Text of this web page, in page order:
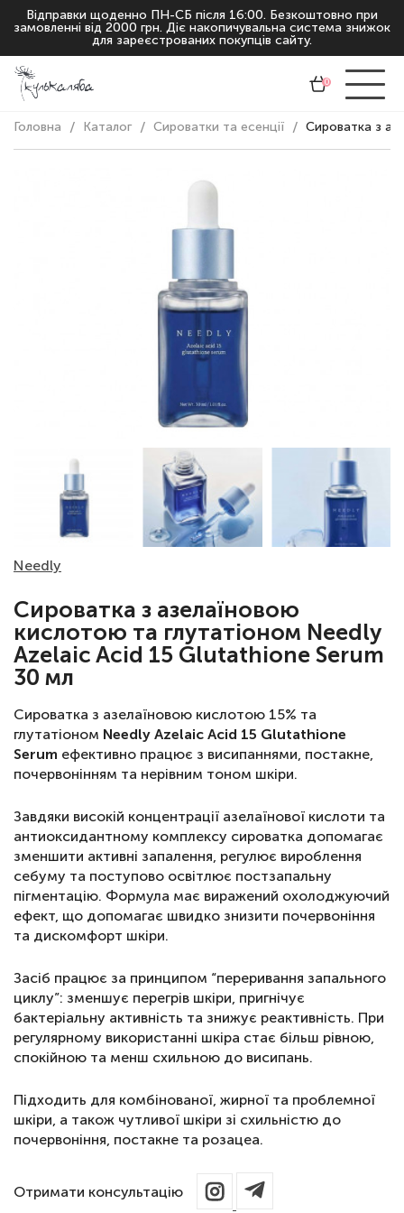
Відправки щоденно ПН-СБ після 16:00. Безкоштовно при
замовленні від 2000 грн. Діє накопичувальна система знижок
для зареєстрованих покупців сайту.
0
Головна Каталог Сироватки та есенції Сироватка з
Needly
Сироватка з азелаїновою
кислотою та глутатіоном Needly
Azelaic Acid 15 Glutathione Serum
30 мл
Сироватка з азелаїновою кислотою 15% та
глутатіоном Needly Azelaic Acid 15 Glutathione
Serum ефективно працює з висипаннями, постакне,
почервонінням та нерівним тоном шкіри.
Завдяки високій концентрації азелаїнової кислоти та
антиоксидантному комплексу сироватка допомагає
зменшити активні запалення, регулює вироблення
себуму та поступово освітлює постзапальну
пігментацію. Формула має виражений охолоджуючий
ефект, що допомагає швидко знизити почервоніння
та дискомфорт шкіри.
Засіб працює за принципом “переривання запального
циклу”: зменшує перегрів шкіри, пригнічує
бактеріальну активність та знижує реактивність. При
регулярному використанні шкіра стає більш рівною,
спокійною та менш схильною до висипань.
Підходить для комбінованої, жирної та проблемної
шкіри, а також чутливої шкіри зі схильністю до
почервоніння, постакне та розацеа.
Отримати консультацію
0
9
7
6
4
0
8
7
5
9
8
6
0
8
0
9
7